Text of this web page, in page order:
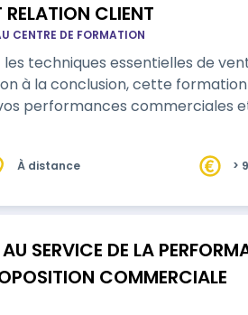
RELATION CLIENT
CENTRE DE FORMATION
les techniques essentielles de
à la conclusion, cette
performances commerciales
À distance >
SERVICE DE LA
COMMERCIALE